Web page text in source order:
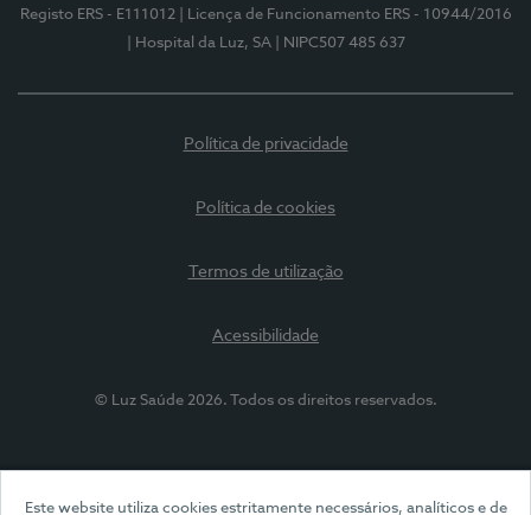
Este website utiliza cookies estritamente necessários, analíticos e de
Registo ERS - E111012
| Licença de Funcionamento ERS - 10944/2016
| Hospital da Luz, SA
| NIPC507 485 637
Política de privacidade
Política de cookies
Termos de utilização
Acessibilidade
© Luz Saúde 2026. Todos os direitos reservados.